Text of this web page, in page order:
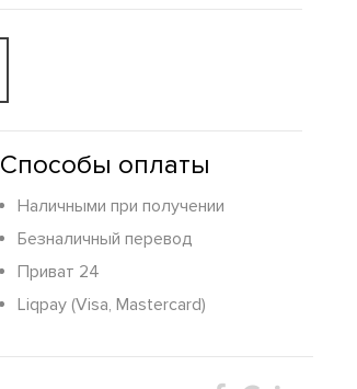
Способы оплаты
Наличными при получении
Безналичный перевод
Приват 24
Liqpay (Visa, Mastercard)